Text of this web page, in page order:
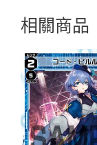
リ
ク
（機
關）
Dissona
無
相關商品